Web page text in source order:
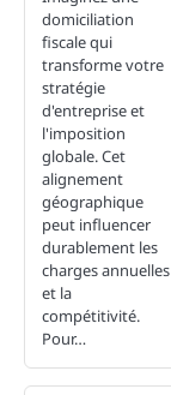
domiciliation
fiscale qui
transforme votre
stratégie
d'entreprise et
l'imposition
globale. Cet
alignement
géographique
peut influencer
durablement les
charges annuelles
et la
compétitivité.
Pour…